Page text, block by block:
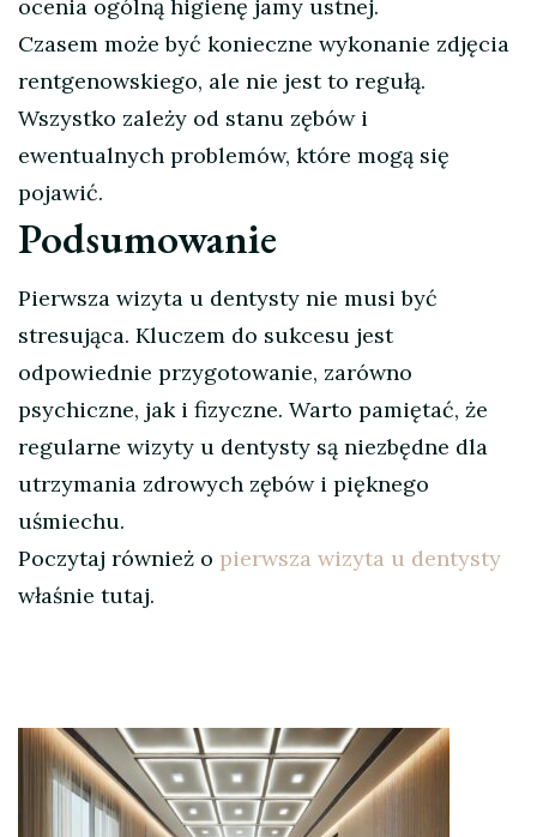
ocenia ogólną higienę jamy ustnej.
Czasem może być konieczne wykonanie zdjęcia
rentgenowskiego, ale nie jest to regułą.
Wszystko zależy od stanu zębów i
ewentualnych problemów, które mogą się
pojawić.
Podsumowanie
Pierwsza wizyta u dentysty nie musi być
stresująca. Kluczem do sukcesu jest
odpowiednie przygotowanie, zarówno
psychiczne, jak i fizyczne. Warto pamiętać, że
regularne wizyty u dentysty są niezbędne dla
utrzymania zdrowych zębów i pięknego
uśmiechu.
Poczytaj również o pierwsza wizyta u dentysty
właśnie tutaj.
Nawigacja
wpisu